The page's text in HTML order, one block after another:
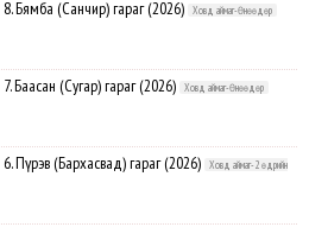
Бямба (Санчир) гараг (2026) Ховд аймаг-Өнөөдөр
Баасан (Сугар) гараг (2026) Ховд аймаг-Өнөөдөр
Пүрэв (Бархасвад) гараг (2026)
Ховд аймаг-2 өдрийн